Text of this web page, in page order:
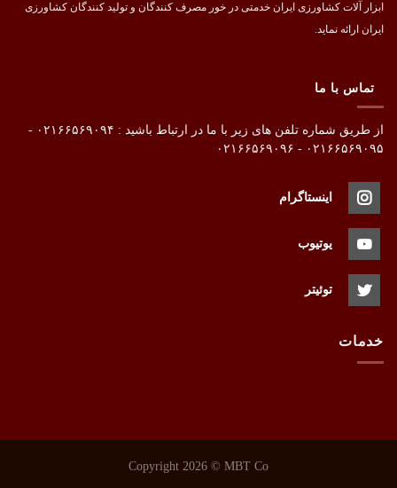
ابزار آلات کشاورزی ایران خدمتی در خور مصرف کنندگان و تولید کنندگان کشاورزی
ایران ارائه نماید.
تماس با ما
از طریق شماره تلفن های زیر با ما در ارتباط باشید : ۰۲۱۶۶۵۶۹۰۹۴ -
۰۲۱۶۶۵۶۹۰۹۵ - ۰۲۱۶۶۵۶۹۰۹۶
اینستاگرام
یوتیوب
توئیتر
خدمات
Copyright 2026 © MBT Co